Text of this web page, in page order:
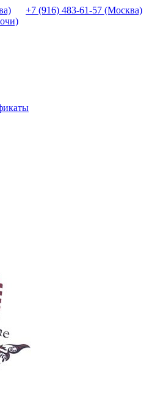
+7 (916) 483-61-57 (Москва)